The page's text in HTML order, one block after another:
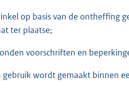
op basis van de ontheffing
ter plaatse;
voorschriften en
wordt gemaakt binnen